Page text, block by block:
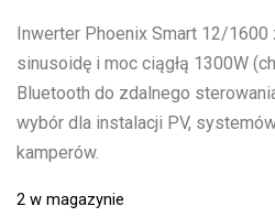
Inwerter Phoenix Smart 12/
sinusoidę i moc ciągłą 1300W
Bluetooth do zdalnego
wybór dla instalacji PV,
kamperów.
2 w magazynie